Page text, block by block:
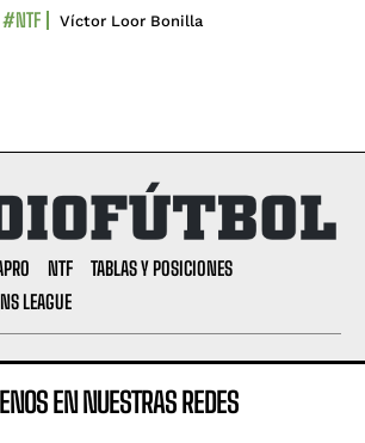
#NTF Víctor Loor Bonilla
NTF
TABLAS Y POSICIONES
LEAGUE
EN NUESTRAS REDES